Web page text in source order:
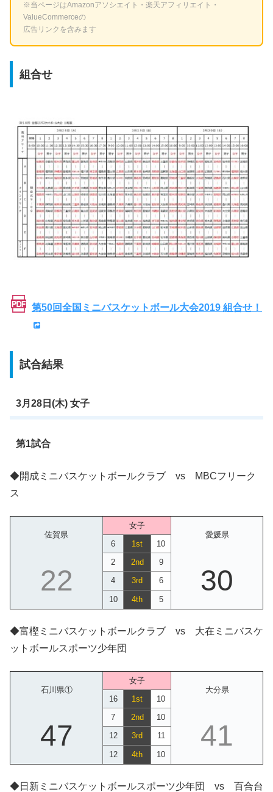
※当ページはAmazonアソシエイト・楽天アフィリエイト・
ValueCommerceの
広告リンクを含みます
組合せ
第50回全国ミニバスケットボール大会2019 組合せ！
試合結果
3月28日(木) 女子
第1試合
◆開成ミニバスケットボールクラブ vs MBCフリーク
ス
佐賀県
女子
愛媛県
6
1st 10
22
2 2nd 9
30
4 3rd 6
10 4th 5
◆富樫ミニバスケットボールクラブ vs 大在ミニバスケ
ットボールスポーツ少年団
石川県①
女子
大分県
16
1st 10
47
7 2nd 10
41
12 3rd 11
12 4th 10
◆日新ミニバスケットボールスポーツ少年団 vs 百合台